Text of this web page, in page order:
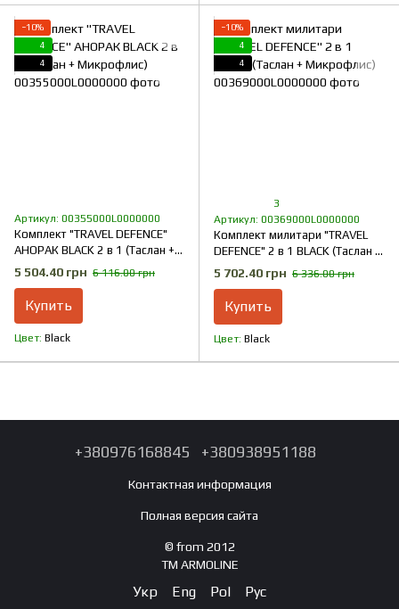
−10%
4
4
Артикул: 00355000L0000000
Комплект "TRAVEL DEFENCE"
АНОРАК BLACK 2 в 1 (Таслан +
Микрофлис)
5 504.40 грн 6 116.00 грн
Купить
Цвет Black
−10%
4
4
3
Артикул: 00369000L0000000
Комплект милитари "TRAVEL
DEFENCE" 2 в 1 BLACK (Таслан +
Микрофлис)
5 702.40 грн 6 336.00 грн
Купить
Цвет Black
+380976168845 +380938951188
Контактная информация
Полная версия сайта
© from 2012
TM ARMOLINE
Укр Eng Pol Рус